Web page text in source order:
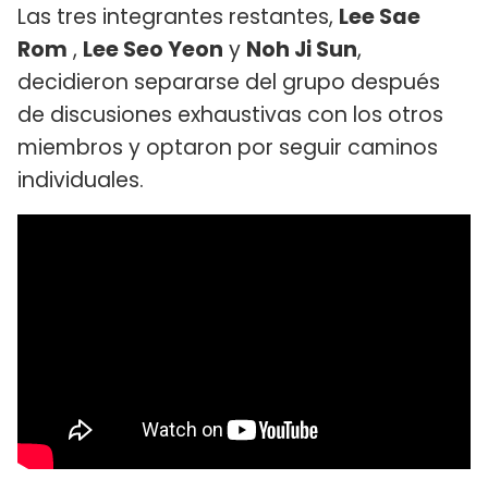
Las tres integrantes restantes, Lee Sae
Rom , Lee Seo Yeon y Noh Ji Sun,
decidieron separarse del grupo después
de discusiones exhaustivas con los otros
miembros y optaron por seguir caminos
individuales.